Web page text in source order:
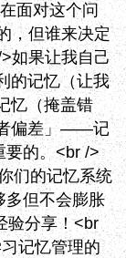
面对这个问
，但谁来决定
如果让我自己
的记忆（让我
忆（掩盖错
偏差」——记
要的。<br />
们的记忆系统
多但不会膨胀
验分享！<br
记忆管理的